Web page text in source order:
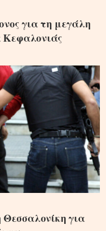
για τη μεγάλη
Θεσσαλονίκη για